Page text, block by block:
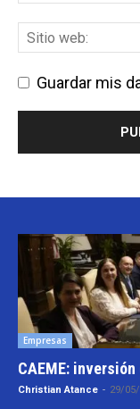
Guardar mis
Empresas
CAEME:
Christian Atance - 29/